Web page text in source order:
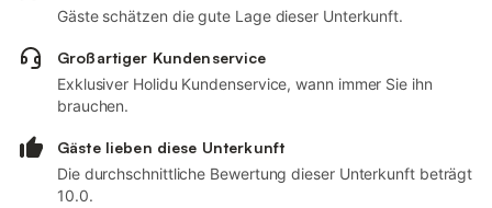
Gäste schätzen die gute Lage dieser Unterkunft.
Großartiger Kundenservice
Exklusiver Holidu Kundenservice, wann immer Sie ihn
brauchen.
Gäste lieben diese Unterkunft
Die durchschnittliche Bewertung dieser Unterkunft beträgt
10.0.